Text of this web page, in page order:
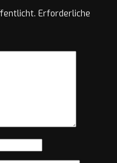
Erforderliche